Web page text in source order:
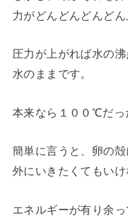
力がどんどんどんどん
圧力が上がれば水の
水のままです。
本来なら１００℃だっ
簡単に言うと、卵の
外にいきたくてもいけ
エネルギーが有り余